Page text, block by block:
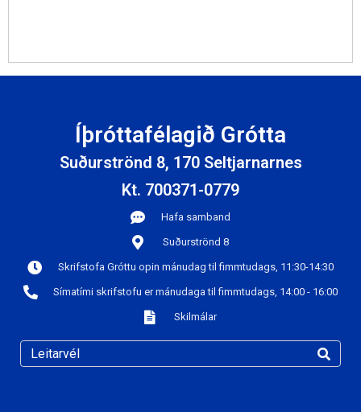
Íþróttafélagið Grótta
Suðurströnd 8, 170 Seltjarnarnes
Kt. 700371-0779
Hafa samband
Suðurströnd 8
Skrifstofa Gróttu opin mánudag til fimmtudags, 11:30-14:30
Símatími skrifstofu er mánudaga til fimmtudags, 14:00 - 16:00
Skilmálar